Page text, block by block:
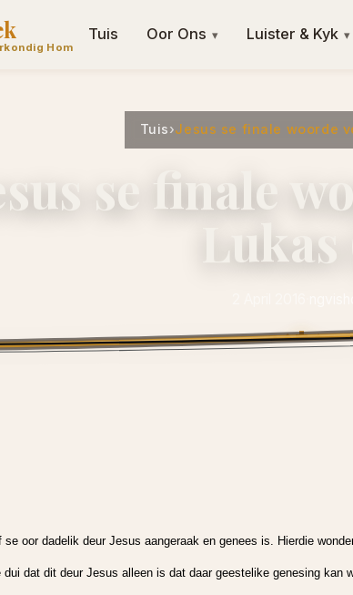
Hom
Tuis Oor Ons ▾ Luister & Kyk ▾
Tuis›Jesus se finale woorde
se finale
Lukas
oor dadelik deur Jesus aangeraak en genees is. Hierdie
dui dat dit deur Jesus alleen is dat daar geestelike genesing kan